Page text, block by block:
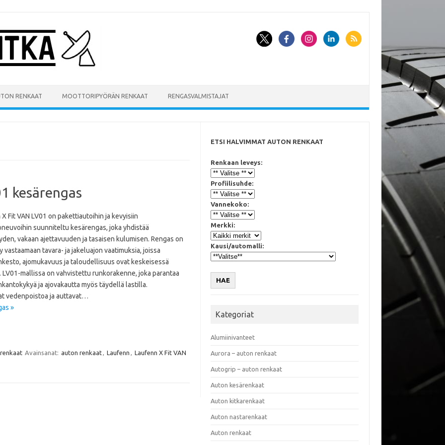
RENKAAT MOOTTORIPYÖRÄN RENKAAT RENGASVALMISTAJAT
kesärengas
Fit VAN LV01 on pakettiautoihin ja kevyisiin
suunniteltu kesärengas, joka yhdistää
vakaan ajettavuuden ja tasaisen kulumisen. Rengas on
vastaamaan tavara- ja jakeluajon vaatimuksia, joissa
ajomukavuus ja taloudellisuus ovat keskeisessä
LV01-mallissa on vahvistettu runkorakenne, joka parantaa
ja ajovakautta myös täydellä lastilla.
vedenpoistoa ja auttavat…
»
Avainsanat: auton renkaat, Laufenn , Laufenn X Fit VAN
ETSI HALVIMMAT AUTON RENKAAT
Renkaan leveys:
Profiilisuhde:
Vannekoko:
Merkki:
Kausi/automalli:
HAE
Kategoriat
Alumiinivanteet
Aurora – auton renkaat
Autogrip – auton renkaat
Auton kesärenkaat
Auton kitkarenkaat
Auton nastarenkaat
Auton renkaat